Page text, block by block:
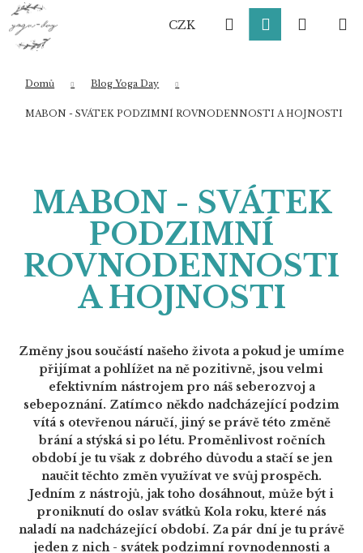
Přejít
obsah
CZK HledatPřihlášení
Domů Blog Yoga Day
MABON - SVÁTEK PODZIMNÍ ROVNODENNOSTI A HOJNOSTI
MABON - SVÁTEK
PODZIMNÍ
ROVNODENNOSTI
A HOJNOSTI
Změny jsou součástí našeho života a pokud je umíme
přijímat a pohlížet na ně pozitivně, jsou velmi
efektivním nástrojem pro náš seberozvoj a
sebepoznání. Zatímco někdo nadcházející podzim
vítá s otevřenou náručí, jiný se právě této změně
brání a stýská si po létu. Proměnlivost ročních
období je tu však z dobrého důvodu a stačí se jen
naučit těchto změn využívat ve svůj prospěch.
Jedním z nástrojů, jak toho dosáhnout, může být i
proniknutí do oslav svátků Kola roku, které nás
naladí na nadcházející období. Za pár dní je tu právě
jeden z nich - svátek podzimní rovnodennosti a
K
o
Zpět
Zpět
Co potřebujete najít?
Doporučujeme